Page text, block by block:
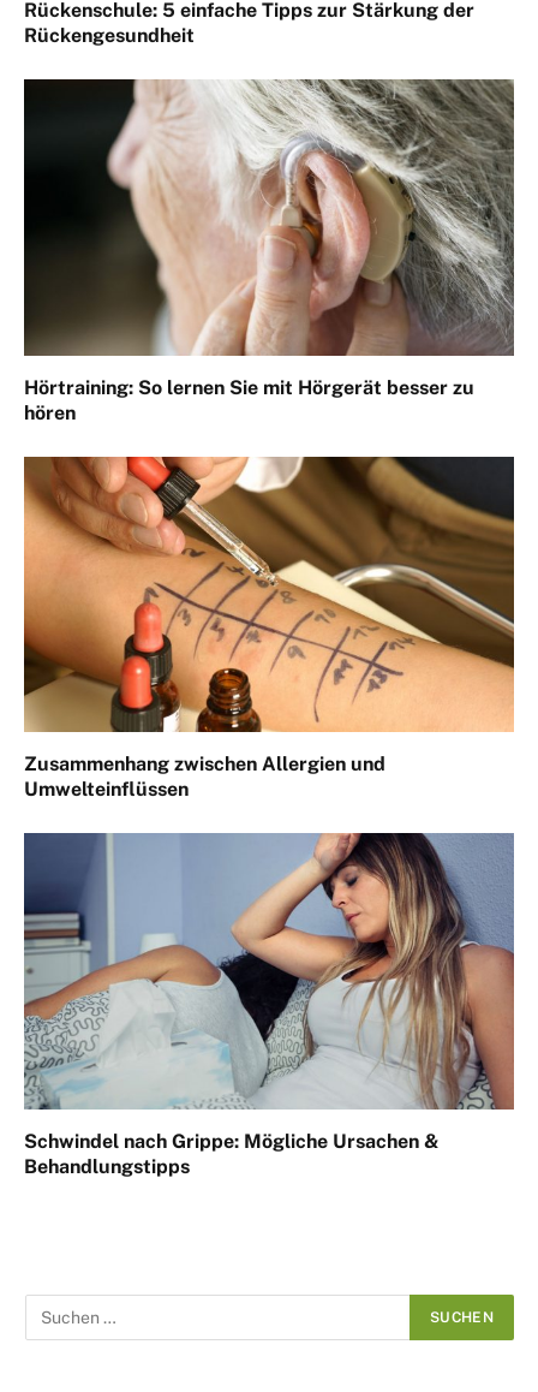
Rückenschule: 5 einfache Tipps zur Stärkung der
Rückengesundheit
Hörtraining: So lernen Sie mit Hörgerät besser zu
hören
Zusammenhang zwischen Allergien und
Umwelteinflüssen
Schwindel nach Grippe: Mögliche Ursachen &
Behandlungstipps